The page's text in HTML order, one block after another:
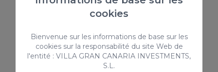
cookies
Bienvenue sur les informations de base sur les
cookies sur la responsabilité du site Web de
l'entité : VILLA GRAN CANARIA INVESTMENTS,
S.L.